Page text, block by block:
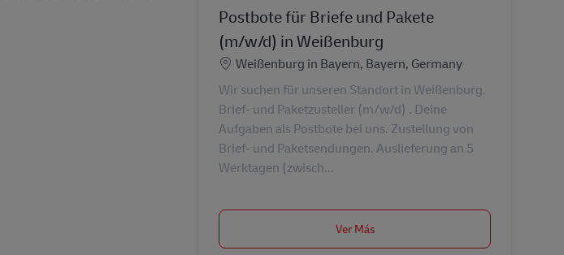
Postbote für Briefe und Pakete
(m/w/d) in Weißenburg
Ubicación
Weißenburg in Bayern, Bayern, Germany
Wir suchen für unseren Standort in Weißenburg.
Brief- und Paketzusteller (m/w/d) . Deine
Aufgaben als Postbote bei uns. Zustellung von
Brief- und Paketsendungen. Auslieferung an 5
Werktagen (zwisch...
Ver Más